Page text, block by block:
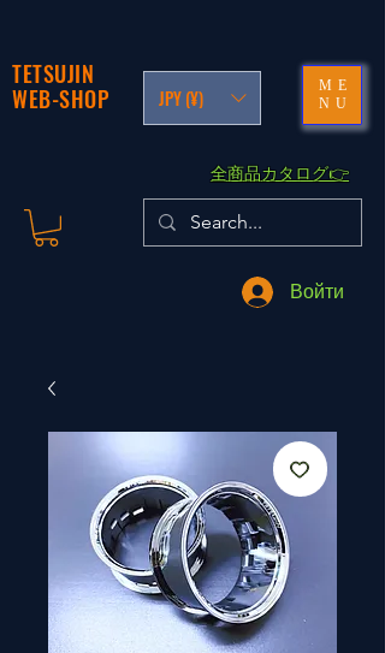
TETSUJIN
WEB-SHOP
JPY (¥)
ME
NU
​全商品カタログ👉
Войти